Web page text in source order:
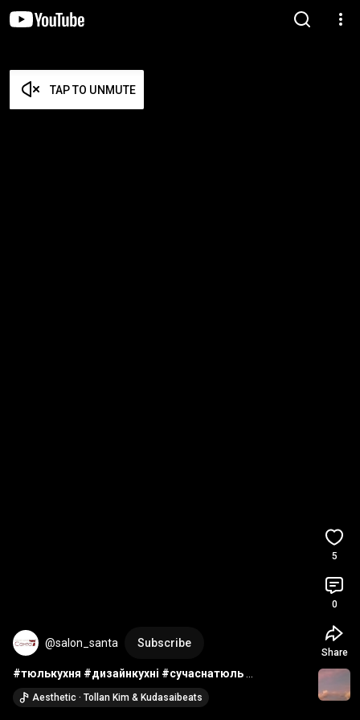
TAP TO UNMUTE
@salon_santa Subscribe
#тюлькухня #дизайнкухні #сучаснатюль
#тюльвкухню#тюльдлякухні
Aesthetic · Tollan Kim & Kudasaibeats
5
0
Share